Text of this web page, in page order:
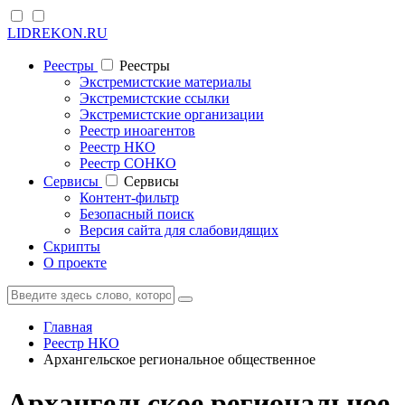
LIDREKON.RU
Реестры
Реестры
Экстремистские материалы
Экстремистские ссылки
Экстремистские организации
Реестр иноагентов
Реестр НКО
Реестр СОНКО
Cервисы
Cервисы
Контент-фильтр
Безопасный поиск
Версия сайта для слабовидящих
Скрипты
О проекте
Главная
Реестр НКО
Архангельское региональное общественное